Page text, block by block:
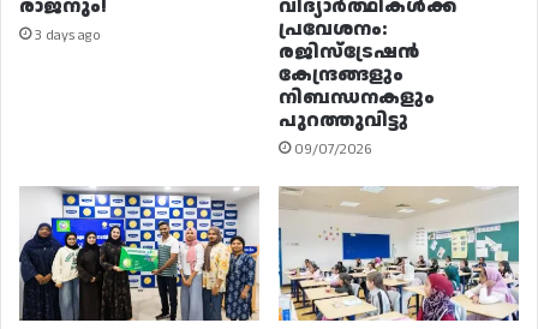
രാജനും!
3 days ago
വിദ്യാർത്ഥികൾക്ക്
പ്രവേശനം:
രജിസ്ട്രേഷൻ
കേന്ദ്രങ്ങളും
നിബന്ധനകളും
പുറത്തുവിട്ടു
09/07/2026